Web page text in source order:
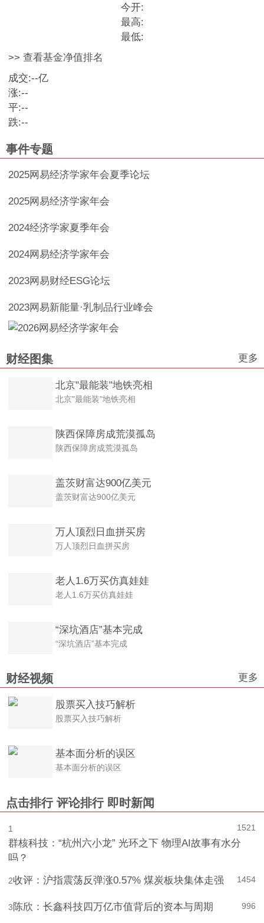
今开:
最高:
最低:
>> 查看基金净值排名
成交:--亿
涨:--
平:--
跌:--
事件专题
2025网易经济学家年会夏季论坛
2025网易经济学家年会
2024经济学家夏季年会
2024网易经济学家年会
2023网易财经ESG论坛
2023网易新能量·乳制品行业峰会
财经图集 更多
北京"最能装"地铁亮相
北京"最能装"地铁亮相
陕西保障房成荒漠孤岛
陕西保障房成荒漠孤岛
盖茨财富达900亿美元
盖茨财富达900亿美元
万人顶烈日血拼买房
万人顶烈日血拼买房
老人1.6万买仿真娃娃
老人1.6万买仿真娃娃
“深坑酒店”基本完成
“深坑酒店”基本完成
财经视频 更多
股票买入技巧解析
股票买入技巧解析
基本面分析的误区
基本面分析的误区
点击排行 评论排行 即时新闻
1521
1
群核科技：“杭州六小龙” 光环之下 物理AI故事有水分
吗？
1454
2收评：沪指震荡反弹涨0.57% 煤炭板块集体走强
996
3 陈欣：长鑫科技四万亿市值背后的资本与周期